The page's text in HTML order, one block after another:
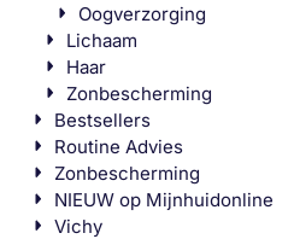
Oogverzorging
Lichaam
Haar
Zonbescherming
Bestsellers
Routine Advies
Zonbescherming
NIEUW op Mijnhuidonline
Vichy